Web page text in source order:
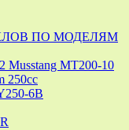
ПО МОДЕЛЯМ
Musstang MT200-10
250cc
6B